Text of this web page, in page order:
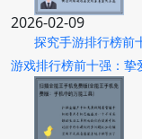
2026-02-09
探究手游排行榜前
游戏排行榜前十强：挚